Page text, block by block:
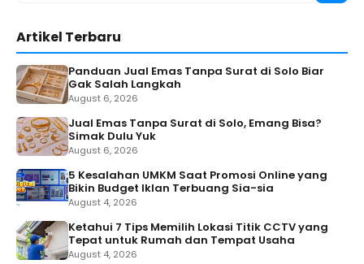
Artikel Terbaru
Panduan Jual Emas Tanpa Surat di Solo Biar
Gak Salah Langkah
August 6, 2026
Jual Emas Tanpa Surat di Solo, Emang Bisa?
Simak Dulu Yuk
August 6, 2026
5 Kesalahan UMKM Saat Promosi Online yang
Bikin Budget Iklan Terbuang Sia-sia
August 4, 2026
Ketahui 7 Tips Memilih Lokasi Titik CCTV yang
Tepat untuk Rumah dan Tempat Usaha
August 4, 2026